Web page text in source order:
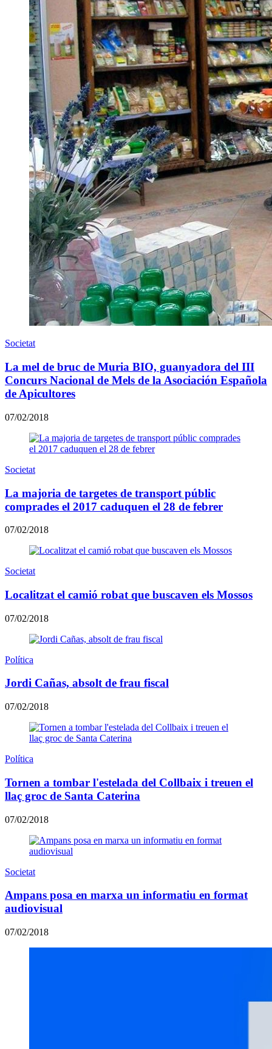
Societat
La mel de bruc de Muria BIO, guanyadora del III
Concurs Nacional de Mels de la Asociación Española
de Apicultores
07/02/2018
Societat
La majoria de targetes de transport públic
comprades el 2017 caduquen el 28 de febrer
07/02/2018
Societat
Localitzat el camió robat que buscaven els Mossos
07/02/2018
Política
Jordi Cañas, absolt de frau fiscal
07/02/2018
Política
Tornen a tombar l'estelada del Collbaix i treuen el
llaç groc de Santa Caterina
07/02/2018
Societat
Ampans posa en marxa un informatiu en format
audiovisual
07/02/2018